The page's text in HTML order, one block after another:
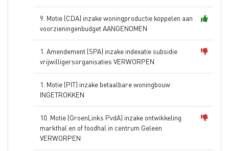
9. Motie (CDA) inzake woningproductie koppelen aan
voorzieningenbudget AANGENOMEN
1. Amendement (SPA) inzake indexatie subsidie
vrijwilligersorganisaties VERWORPEN
1. Motie (PIT) inzake betaalbare woningbouw
INGETROKKEN
10. Motie (GroenLinks PvdA) inzake ontwikkeling
markthal en of foodhal in centrum Geleen
VERWORPEN